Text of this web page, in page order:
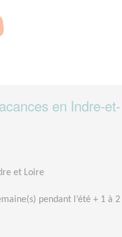
en Indre-et-
et Loire
pendant l’été + 1 à 2